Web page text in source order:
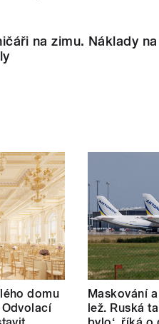
na zimu. Náklady na
domu
Maskování
lež. Ruská